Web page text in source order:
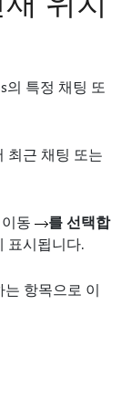
의 특정 채팅 또
최근 채팅 또는
동
를 선택합
표시됩니다.
항목으로 이